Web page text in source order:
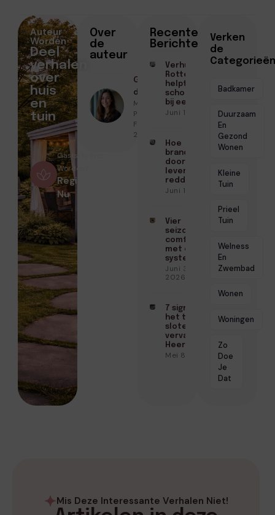
Over
de
auteur
Geschreven
door
Marloes
Peeters ●
Februari 10,
2026
Recente
Berichten
Verhuisd binnen
Rotterdam? Zo
helpt een
schoonmaakbedrijf
bij een frisse start
Juni 16, 2026
Hoe
brandwerende
doorvoeringen
levens kunnen
redden
Juni 10, 2026
Vier
seizoenen
comfort
met één
systeem
Juni 3,
2026
7 signalen dat
het tijd is om je
sloten te
vervangen in
Heerhugowaard
Mei 8, 2026
Verken
de
Categorieën
Badkamer
Duurzaam
En
Gezond
Wonen
Kleine
Tuin
Prieel
Tuin
Welness
En
Zwembad
Wonen
Woningen
Zo
Doe
Je
Dat
Auteur
Worden
Deel
verhalen
over
huis
en
tuin
Gastschrijver
Worden?
Registreer
Nu
Mis Deze Interessante Verhalen Niet!